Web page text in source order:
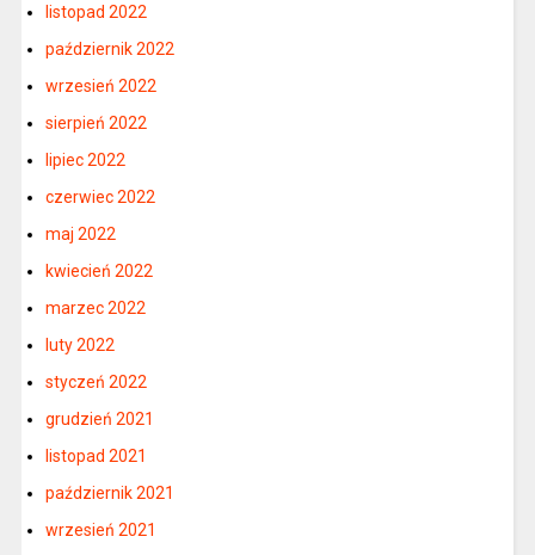
listopad 2022
październik 2022
wrzesień 2022
sierpień 2022
lipiec 2022
czerwiec 2022
maj 2022
kwiecień 2022
marzec 2022
luty 2022
styczeń 2022
grudzień 2021
listopad 2021
październik 2021
wrzesień 2021